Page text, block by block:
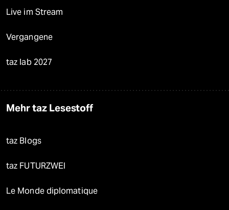
Live im Stream
Vergangene
taz lab 2027
Mehr taz Lesestoff
taz Blogs
taz FUTURZWEI
Le Monde diplomatique